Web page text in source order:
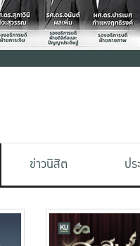
ข่าวนิสิต ป